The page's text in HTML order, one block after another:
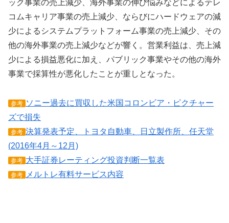
ック事業の売上減少、海外事業の伸び悩みなどによるテレ
コムキャリア事業の売上減少、ならびにハードウェアの減
少によるシステムプラットフォーム事業の売上減少、その
他の海外事業の売上減少などが響く。営業利益は、売上減
少による損益悪化に加え、パブリック事業やその他の海外
事業で採算性が悪化したことが重しとなった。
参考 ソニー過去に買収した米国コロンビア・ピクチャー
ズで損失
参考 決算発表予定、トヨタ自動車、日立製作所、任天堂
(2016年4月～12月)
参考 大手証券レーティング投資判断一覧表
参考 メルトレ有料サービス内容